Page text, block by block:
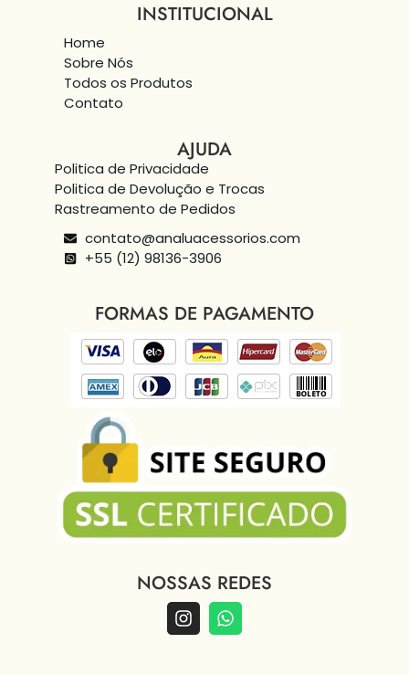
INSTITUCIONAL
Home
Sobre Nós
Todos os Produtos
Contato
AJUDA
Politica de Privacidade
Politica de Devolução e Trocas
Rastreamento de Pedidos
contato@analuacessorios.com
+55 (12) 98136-3906
FORMAS DE PAGAMENTO
NOSSAS REDES